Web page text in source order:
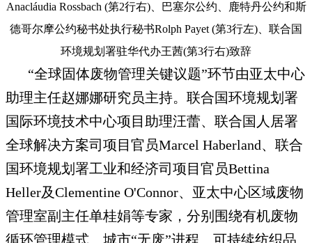
Anacláudia Rossbach (第2行右)、巴塞尔公约、鹿特丹公约和斯
德哥尔摩公约秘书处执行秘书Rolph Payet (第3行左)、联合国
环境规划署驻华代办王茜(第3行右)致辞
“全球固体废物管理关键议题”环节由亚太中心
助理主任赵娜娜研究员主持。联合国环境规划署
国际环境技术中心项目助理汪蕾、联合国人居署
全球解决方案司项目官员Marcel Haberland、联合
国环境规划署工业和经济司项目官员Bettina
Heller及Clementine O'Connor、亚太中心区域废物
管理室副主任单桂娟等专家，分别围绕有机废物
循环管理模式、城市“无废”进程、可持续纺织品